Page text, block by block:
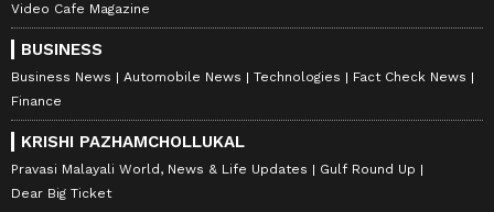
Video Cafe Magazine
BUSINESS
Business News Automobile News Technologies
Fact Check News
Finance
KRISHI PAZHAMCHOLLUKAL
Pravasi Malayali World, News & Life Updates
Gulf Round Up
Dear Big Ticket